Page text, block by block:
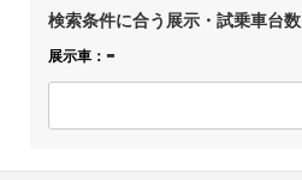
検索条件に合う展示・試乗車台数
展示車： -